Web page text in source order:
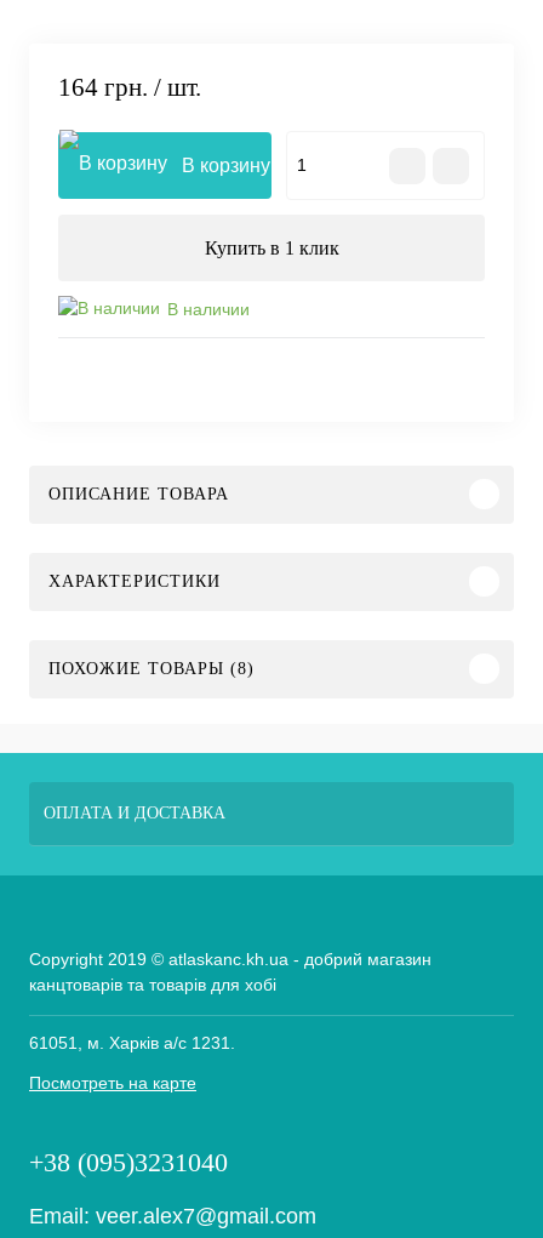
164 грн. / шт.
В корзину
Купить в 1 клик
В наличии
ОПИСАНИЕ ТОВАРА
ХАРАКТЕРИСТИКИ
ПОХОЖИЕ ТОВАРЫ (8)
ОПЛАТА И ДОСТАВКА
Copyright 2019 © atlaskanc.kh.ua - добрий магазин
канцтоварів та товарів для хобі
61051, м. Харків а/с 1231.
Посмотреть на карте
+38 (095)3231040
Email: veer.alex7@gmail.com